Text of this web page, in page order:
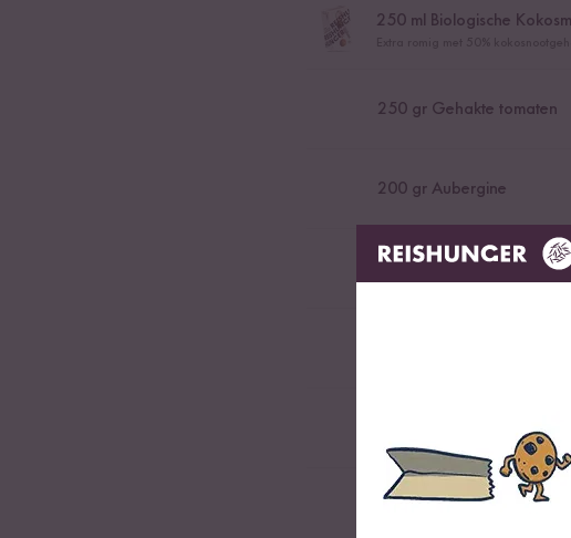
250ml Biologische
250gr Gehakte tomaten
200gr Aubergine
2-3Aardappelen
Koriander